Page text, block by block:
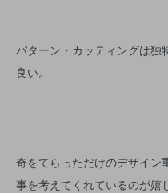
パターン・カッティングは独
良い。
奇をてらっただけのデザイン
事を考えてくれているのが嬉